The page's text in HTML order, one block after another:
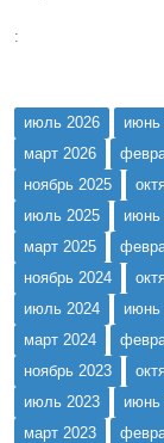
:
июль 2026 июнь
март 2026
ноябрь 2025
июль 2025
июнь
март 2025
ноябрь 2024
июль 2024
июнь
март 2024
ноябрь 2023
июль 2023
июнь
март 2023